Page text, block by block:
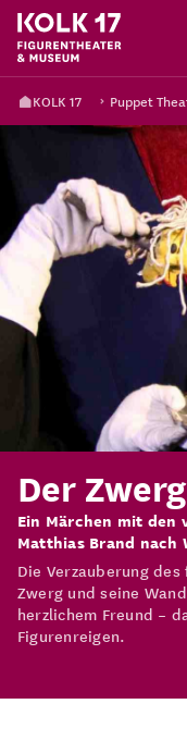
KOLK 17 Puppet
Der
Ein Märchen mit den
Matthias Brand nach
Die Verzauberung
Zwerg und seine
herzlichem Freund –
Figurenreigen.